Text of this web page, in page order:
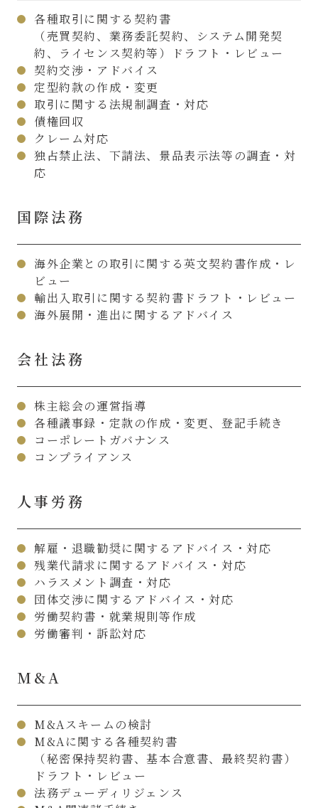
各種取引に関する契約書
（売買契約、業務委託契約、システム開発契
約、ライセンス契約等）ドラフト・レビュー
契約交渉・アドバイス
定型約款の作成・変更
取引に関する法規制調査・対応
債権回収
クレーム対応
独占禁止法、下請法、景品表示法等の調査・対
応
国際法務
海外企業との取引に関する英文契約書作成・レ
ビュー
輸出入取引に関する契約書ドラフト・レビュー
海外展開・進出に関するアドバイス
会社法務
株主総会の運営指導
各種議事録・定款の作成・変更、登記手続き
コーポレートガバナンス
コンプライアンス
人事労務
解雇・退職勧奨に関するアドバイス・対応
残業代請求に関するアドバイス・対応
ハラスメント調査・対応
団体交渉に関するアドバイス・対応
労働契約書・就業規則等作成
労働審判・訴訟対応
M&A
M&Aスキームの検討
M&Aに関する各種契約書
（秘密保持契約書、基本合意書、最終契約書）
ドラフト・レビュー
法務デューディリジェンス